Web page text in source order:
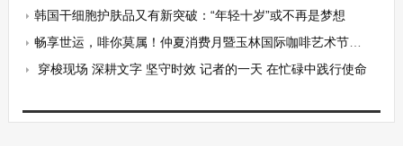
韩国干细胞护肤品又有新突破：“年轻十岁”或不再是梦想
畅享世运，啡你莫属！仲夏消费月暨玉林国际咖啡艺术节解锁武侯新玩法
穿梭现场 深耕文字 坚守时效 记者的一天 在忙碌中践行使命